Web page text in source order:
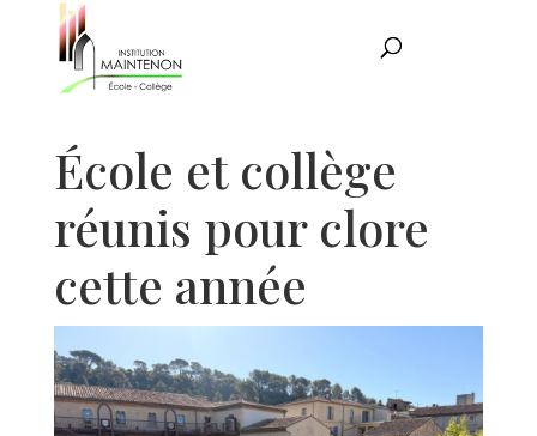
École et collège
réunis pour clore
cette année